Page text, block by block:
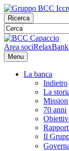
Ricerca
Area soci
Menu
La banca
Indietro
La
Mission
70 anni
Il